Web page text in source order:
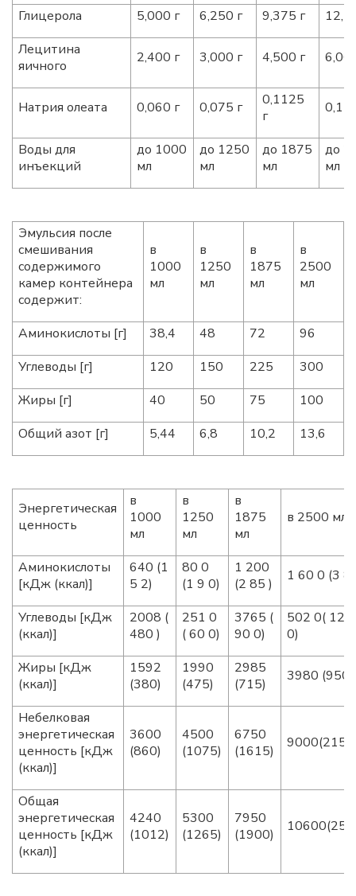
Глицерола 5,000 г 6,250 г 9,375 г
Лецитина
яичного
2,400 г 3,000 г 4,500 г
Натрия олеата 0,060 г 0,075 г
0,1125
г
Воды для
инъекций
до 1000
мл
до 1250
мл
до 1875
мл
до
мл
Эмульсия после
смешивания
содержимого
камер контейнера
содержит:
в
1000
мл
в
1250
мл
в
1875
мл
в
2500
мл
Аминокислоты [г] 38,4 48 72
96
Углеводы [г]
120 150 225
300
Жиры [г]
40 50 75
100
Общий азот [г]
5,44 6,8 10,2 13,6
Энергетическая
ценность
в
1000
мл
в
1250
мл
в
1875
мл
в 2500 мл
Аминокислоты
[кДж (ккал)]
640 (1
5 2)
80 0
(1 9 0)
1 200
(2 85 )
1 60 0 (3 8
Углеводы [кДж
(ккал)]
2008 (
480 )
251 0
( 60 0)
3765 (
90 0)
502 0( 120
0)
Жиры [кДж
(ккал)]
1592
(380)
1990
(475)
2985
(715)
3980 (950)
Небелковая
энергетическая
ценность [кДж
(ккал)]
3600
(860)
4500
(1075)
6750
(1615)
Общая
энергетическая
ценность [кДж
(ккал)]
4240
(1012)
5300
(1265)
7950
(1900)